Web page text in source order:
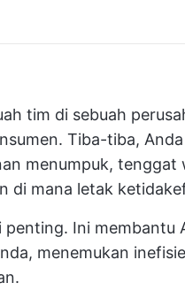
tim di sebuah
Tiba-tiba,
menumpuk,
di mana letak
Ini membantu
menemukan